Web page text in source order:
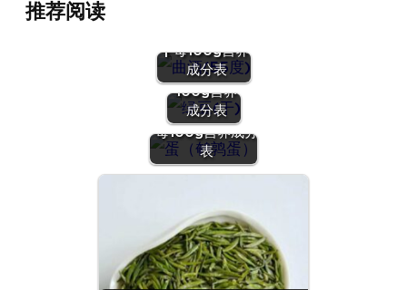
推荐阅读
| 每100g营养
成分表
(干)』营养
价值 | 每
100g营养
成分表
『蛋（鹌鹑
蛋）』营养价值 |
每100g营养成分
表